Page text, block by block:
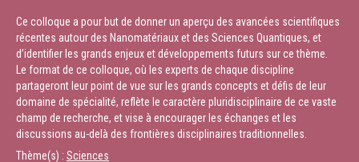
Ce colloque a pour but de donner un aperçu des avancées scientifiques
récentes autour des Nanomatériaux et des Sciences Quantiques, et
d’identifier les grands enjeux et développements futurs sur ce thème.
Le format de ce colloque, où les experts de chaque discipline
partageront leur point de vue sur les grands concepts et défis de leur
domaine de spécialité, reflète le caractère pluridisciplinaire de ce vaste
champ de recherche, et vise à encourager les échanges et les
discussions au-delà des frontières disciplinaires traditionnelles.
Thème(s) : Sciences